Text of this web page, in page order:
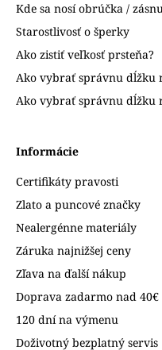
Kde sa nosí obrúčka /
Starostlivosť o šperky
Ako zistiť veľkosť prsteňa?
Ako vybrať správnu dĺžku
Ako vybrať správnu dĺžku
Informácie
Certifikáty pravosti
Zlato a puncové značky
Nealergénne materiály
Záruka najnižšej ceny
Zľava na ďalší nákup
Doprava zadarmo nad 40€
120 dní na výmenu
Doživotný bezplatný servis